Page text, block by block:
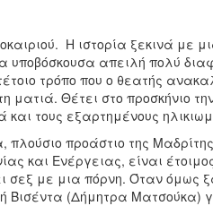
Η ιστορία ξεκινά με
υποβόσκουσα απειλή πολύ
τρόπο που ο θεατής
Θέτει στο προσκήνιο
τους εξαρτημένους
προάστιο της
και Ενέργειας, είναι
σεξ με μια πόρνη. Όταν όμως
Βισέντα (Δήμητρα Ματσούκα)